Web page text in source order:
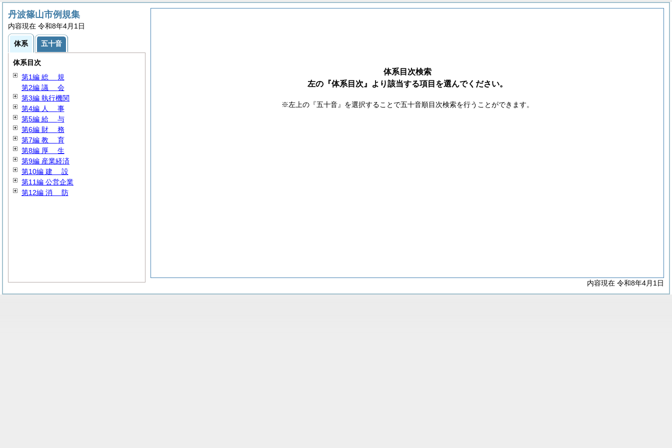
体系目次検索
左の『体系目次』より該当する項目を選んでください。
※左上の『五十音』を選択することで五十音順目次検索を行うことができます。
内容現在 令和8年4月1日
丹波篠山市例規集
内容現在 令和8年4月1日
体系 五十音
体系目次
第1編 総 規
第2編 議 会
第3編 執行機関
第4編 人 事
第5編 給 与
第6編 財 務
第7編 教 育
第8編 厚 生
第9編 産業経済
第10編 建 設
第11編 公営企業
第12編 消 防